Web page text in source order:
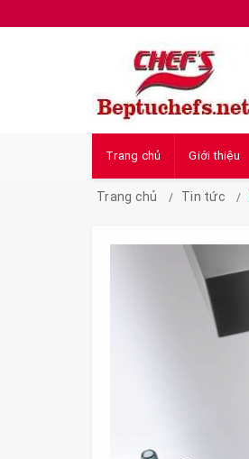
Trang chủ Giới thiệu
Trang chủ Tin tức